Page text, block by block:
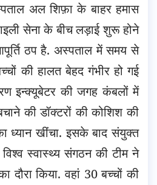
अल शिफ़ा के बाहर हमास
सेना के बीच लड़ाई शुरू होने
ठप है. अस्पताल में समय से
की हालत बेहद गंभीर हो गई
इन्क्यूबेटर की जगह कंबलों में
की डॉक्टरों की कोशिश की
ध्यान खींचा. इसके बाद संयुक्त
स्वास्थ्य संगठन की टीम ने
दौरा किया. वहां 30 बच्चों की